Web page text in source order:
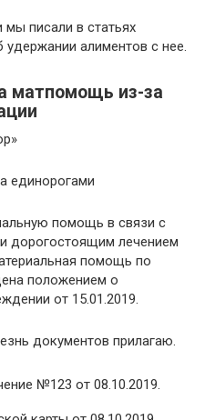
писали в статьях
алиментов с нее.
матпомощь из-за
единорогами
помощь в связи с
дорогостоящим лечением
помощь по
положением о
от 15.01.2019.
документов прилагаю.
№123 от 08.10.2019.